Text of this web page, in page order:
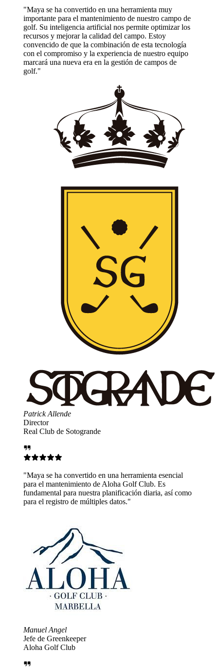
herramienta muy
de nuestro campo de
nos permite optimizar los
del campo. Estoy
de esta tecnología
de nuestro equipo
gestión de campos de
herramienta esencial
Golf Club. Es
diaria, así como
datos."